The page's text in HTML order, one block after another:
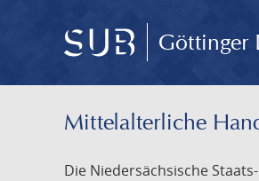
Göttinger
Mittelalterliche
Die Niedersächsische